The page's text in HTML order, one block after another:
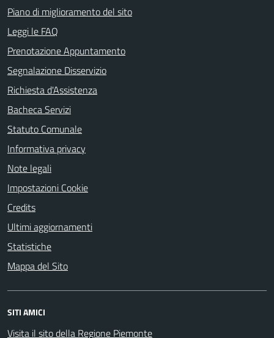
Piano di miglioramento del sito
Leggi le FAQ
Prenotazione Appuntamento
Segnalazione Disservizio
Richiesta d'Assistenza
Bacheca Servizi
Statuto Comunale
Informativa privacy
Note legali
Impostazioni Cookie
Credits
Ultimi aggiornamenti
Statistiche
Mappa del Sito
SITI AMICI
Visita il sito della Regione Piemonte